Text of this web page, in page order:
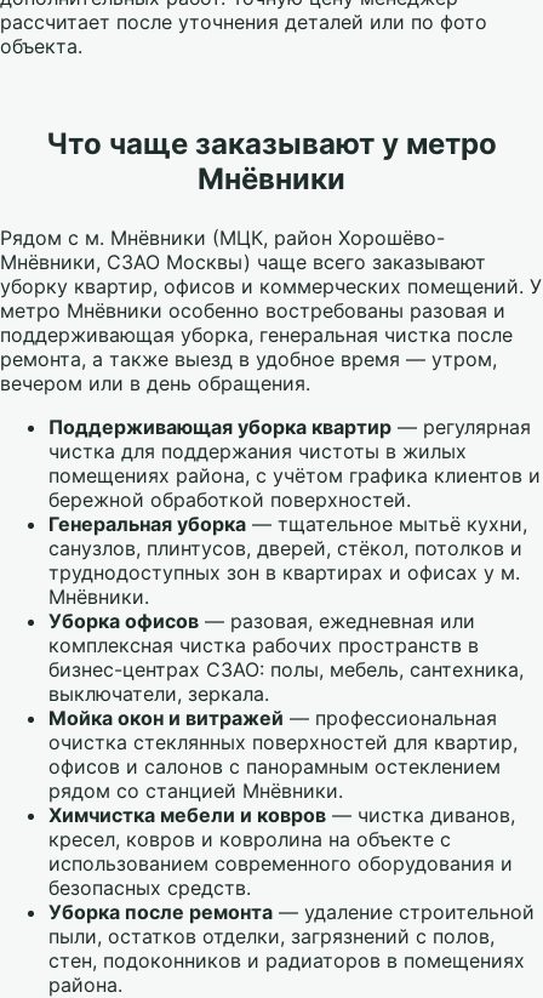
рассчитает после уточнения деталей или по фото
объекта.
Что чаще заказывают у метро
Мнёвники
Рядом с м. Мнёвники (МЦК, район Хорошёво-
Мнёвники, СЗАО Москвы) чаще всего заказывают
уборку квартир, офисов и коммерческих помещений. У
метро Мнёвники особенно востребованы разовая и
поддерживающая уборка, генеральная чистка после
ремонта, а также выезд в удобное время — утром,
вечером или в день обращения.
Поддерживающая уборка квартир — регулярная
чистка для поддержания чистоты в жилых
помещениях района, с учётом графика клиентов и
бережной обработкой поверхностей.
Генеральная уборка — тщательное мытьё кухни,
санузлов, плинтусов, дверей, стёкол, потолков и
труднодоступных зон в квартирах и офисах у м.
Мнёвники.
Уборка офисов — разовая, ежедневная или
комплексная чистка рабочих пространств в
бизнес-центрах СЗАО: полы, мебель, сантехника,
выключатели, зеркала.
Мойка окон и витражей — профессиональная
очистка стеклянных поверхностей для квартир,
офисов и салонов с панорамным остеклением
рядом со станцией Мнёвники.
Химчистка мебели и ковров — чистка диванов,
кресел, ковров и ковролина на объекте с
использованием современного оборудования и
безопасных средств.
Уборка после ремонта — удаление строительной
пыли, остатков отделки, загрязнений с полов,
стен, подоконников и радиаторов в помещениях
района.